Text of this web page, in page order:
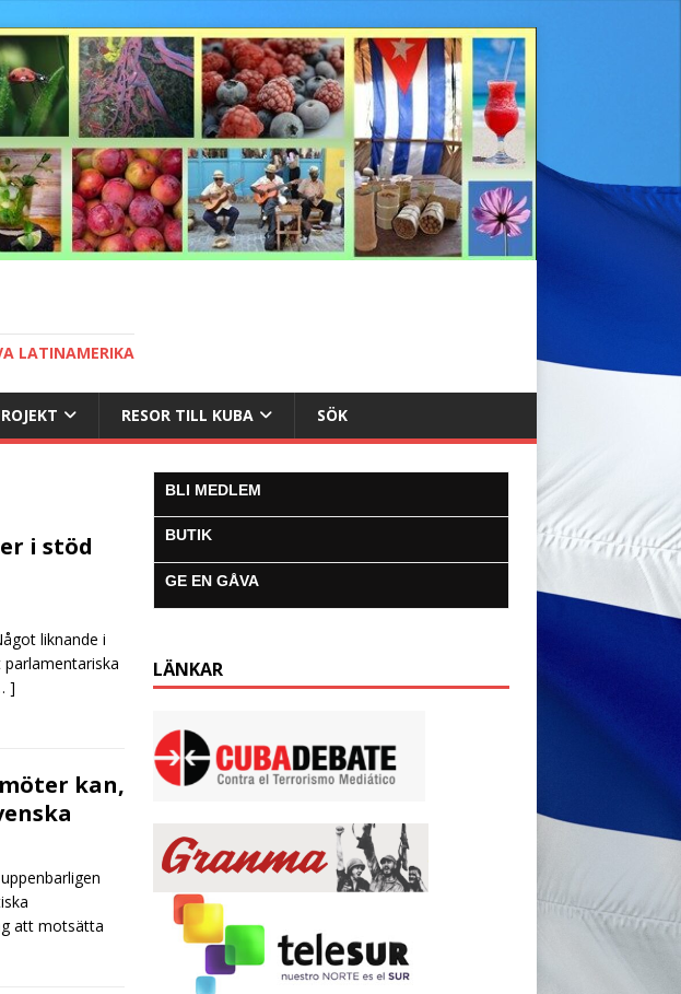
LATINAMERIKA
RESOR TILL KUBA SÖK
i stöd
liknande i
]
kan,
att motsätta
BLI MEDLEM
BUTIK
GE EN GÅVA
LÄNKAR